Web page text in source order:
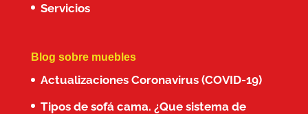
Servicios
Blog sobre muebles
Actualizaciones Coronavirus (COVID-19)
Tipos de sofá cama. ¿Que sistema de